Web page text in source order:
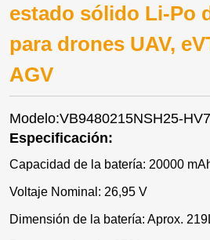
estado sólido Li-Po
para drones UAV,
AGV
Modelo:VB9480215NSH25-
Especificación:
Capacidad de la batería: 20000
Voltaje Nominal: 26,95 V
Dimensión de la batería: Aprox.